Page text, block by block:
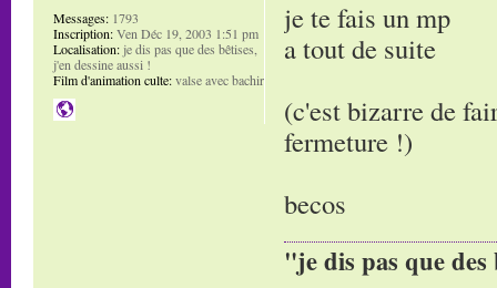
je te fais un mp
a tout de suite
(c'est bizarre de
fermeture !)
becos
"je dis pas que
Messages: 1793
Inscription:Ven Déc 19, 2003 1:51 pm
Localisation:je dis pas que des bêtises,
j'en dessine aussi !
Film d'animation culte:valse avec bachir